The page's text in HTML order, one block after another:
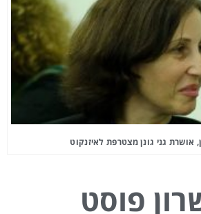
גני גונן מצטרפת לאיזנקוט
פוסט